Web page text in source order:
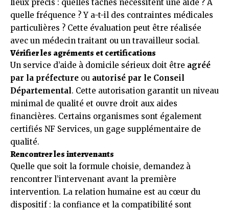
lieux précis : quelles tâches nécessitent une aide ? À
quelle fréquence ? Y a-t-il des contraintes médicales
particulières ? Cette évaluation peut être réalisée
avec un médecin traitant ou un travailleur social.
Vérifier les agréments et certifications
Un service d’aide à domicile sérieux doit être agréé
par la préfecture ou autorisé par le Conseil
Départemental. Cette autorisation garantit un niveau
minimal de qualité et ouvre droit aux aides
financières. Certains organismes sont également
certifiés NF Services, un gage supplémentaire de
qualité.
Rencontrer les intervenants
Quelle que soit la formule choisie, demandez à
rencontrer l’intervenant avant la première
intervention. La relation humaine est au cœur du
dispositif : la confiance et la compatibilité sont